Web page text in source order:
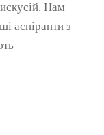
Нам
аспіранти з